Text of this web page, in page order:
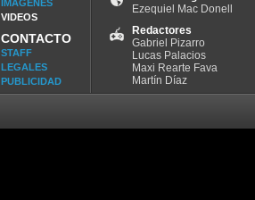
IMÁGENES
VIDEOS
CONTACTO
STAFF
LEGALES
PUBLICIDAD
Ezequiel Mac Donell
Redactores
Gabriel Pizarro
Lucas Palacios
Maxi Rearte Fava
Martín Díaz